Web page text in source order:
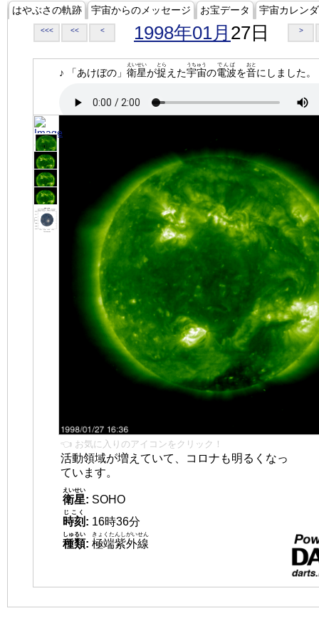
はやぶさの軌跡 宇宙からのメッセージ お宝データ 宇宙カレン
<<< << < 1998年01月 27日 >
♪ 「あけぼの」 衛星
えいせい
が捉
とら
えた宇宙
うちゅう
の電波
でんぱ
を音
おと
にしました。
👈 お気に入りのアイコンをクリック！
活動領域が増えていて、コロナも明るくなっ
ています。
衛星
えいせい
: SOHO
時刻
じこく
: 16時36分
種類
しゅるい
: 極端紫外線
きょくたんしがいせん